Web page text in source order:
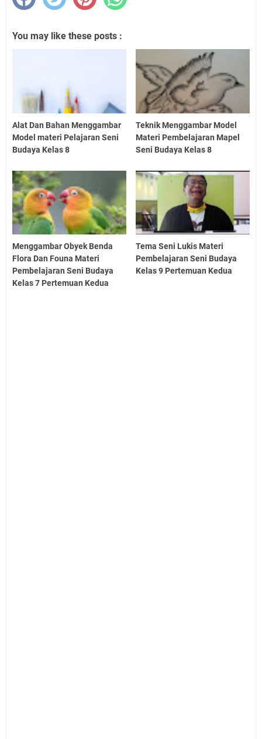
You may like these posts :
Alat Dan Bahan Menggambar
Model materi Pelajaran Seni
Budaya Kelas 8
Teknik Menggambar Model
Materi Pembelajaran Mapel
Seni Budaya Kelas 8
Menggambar Obyek Benda
Flora Dan Founa Materi
Pembelajaran Seni Budaya
Kelas 7 Pertemuan Kedua
Tema Seni Lukis Materi
Pembelajaran Seni Budaya
Kelas 9 Pertemuan Kedua